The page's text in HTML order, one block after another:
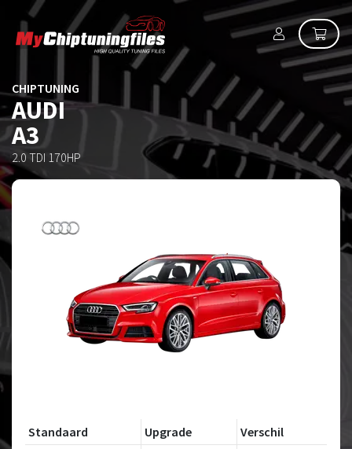
CHIPTUNING
AUDI
A3
2.0 TDI 170HP
Standaard Upgrade
Verschil